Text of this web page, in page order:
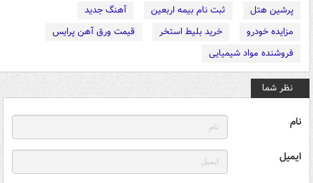
پرشین هتل
ثبت نام بیمه اربعین
آهنگ جدید
مزایده خودرو
خرید بلیط استخر
قیمت ورق آهن پرایس
فروشنده مواد شیمیایی
نظر شما
نام
ایمیل